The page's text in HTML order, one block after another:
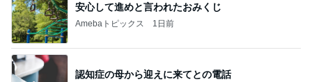
安心して進めと言われたおみくじ
Amebaトピックス 1日前
認知症の母から迎えに来てとの電話